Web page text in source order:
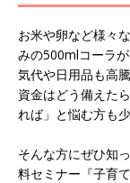
お米や卵など様々
みの500mlコーラ
気代や日用品も高
資金はどう備えた
れば」と悩む方も
そんな方にぜひ知
料セミナー『子育